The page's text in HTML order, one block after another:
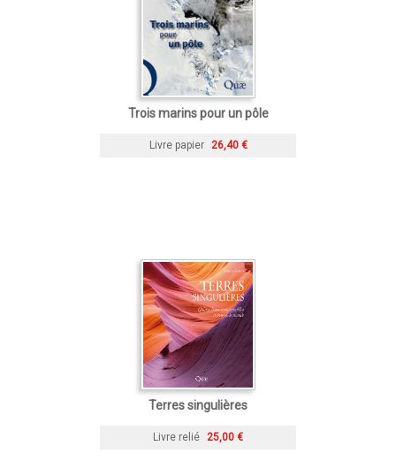
Trois marins pour un pôle
Livre papier 26,40 €
Terres singulières
Livre relié 25,00 €